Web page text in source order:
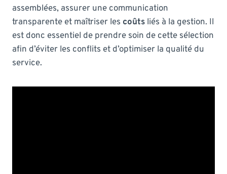
assemblées, assurer une communication
transparente et maîtriser les coûts liés à la gestion. Il
est donc essentiel de prendre soin de cette sélection
afin d’éviter les conflits et d’optimiser la qualité du
service.